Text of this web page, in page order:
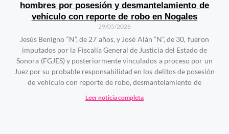
hombres por posesión y desmantelamiento de
vehículo con reporte de robo en Nogales
29/05/2026
Jesús Benigno “N”, de 27 años, y José Alán “N”, de 30, fueron
imputados por la Fiscalía General de Justicia del Estado de
Sonora (FGJES) y posteriormente vinculados a proceso por un
Juez por su probable responsabilidad en los delitos de posesión
de vehículo con reporte de robo, desmantelamiento de
Leer noticia completa